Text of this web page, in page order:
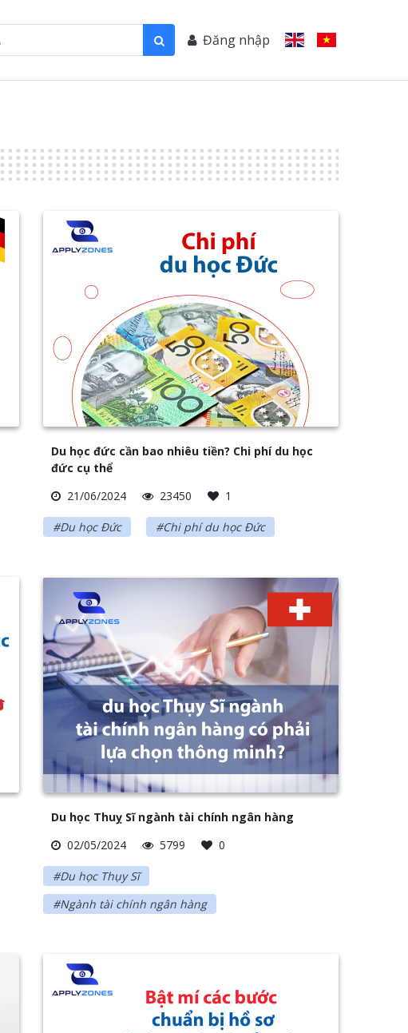
Đăng nhập
Du học đức cần bao nhiêu tiền? Chi phí du học
đức cụ thể
21/06/2024
23450 1
#Du học Đức #Chi phí du học Đức
Du học Thuỵ Sĩ ngành tài chính ngân hàng
02/05/2024
5799 0
#Du học Thụy Sĩ
#Ngành tài chính ngân hàng